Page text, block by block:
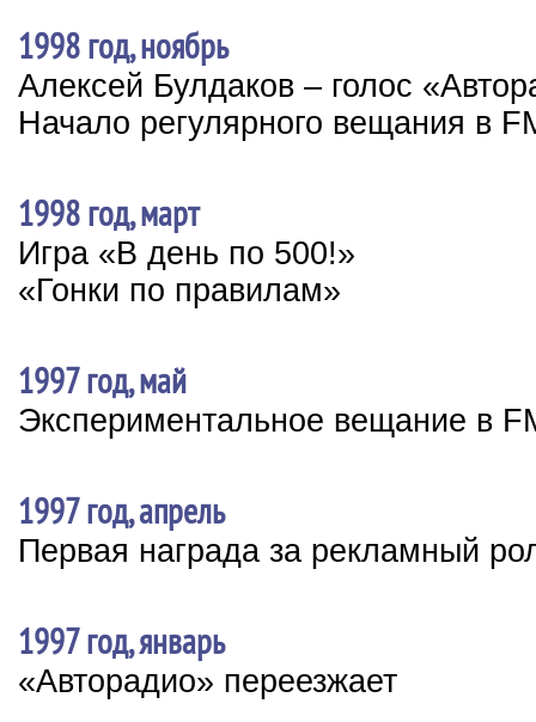
1998 год, ноябрь
Алексей Булдаков – голос
Начало регулярного вещания в
1998 год, март
Игра «В день по 500!»
«Гонки по правилам»
1997 год, май
Экспериментальное вещание в
1997 год, апрель
Первая награда за рекламный
1997 год, январь
«Авторадио» переезжает